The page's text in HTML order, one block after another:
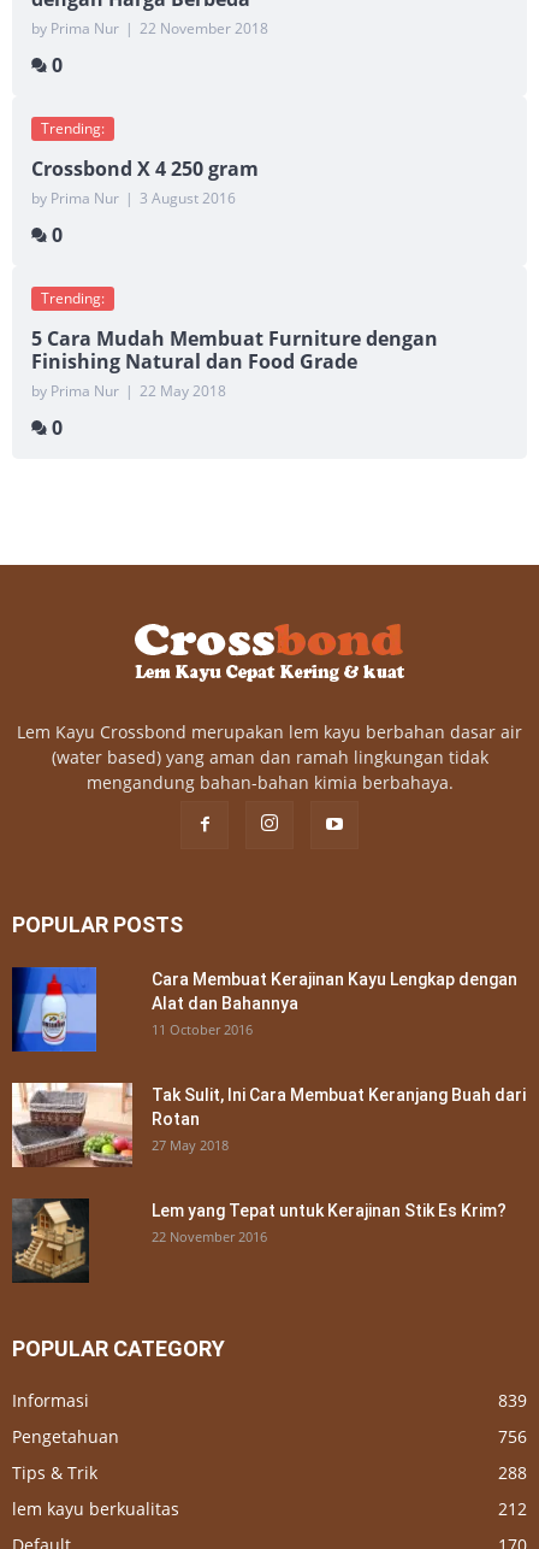
by Prima Nur | 22 November 2018
0
Trending:
Crossbond X 4 250 gram
by Prima Nur | 3 August 2016
0
Trending:
5 Cara Mudah Membuat Furniture dengan
Finishing Natural dan Food Grade
by Prima Nur | 22 May 2018
0
Lem Kayu Crossbond merupakan lem kayu berbahan dasar air
(water based) yang aman dan ramah lingkungan tidak
mengandung bahan-bahan kimia berbahaya.
POPULAR POSTS
Cara Membuat Kerajinan Kayu Lengkap dengan
Alat dan Bahannya
11 October 2016
Tak Sulit, Ini Cara Membuat Keranjang Buah dari
Rotan
27 May 2018
Lem yang Tepat untuk Kerajinan Stik Es Krim?
22 November 2016
POPULAR CATEGORY
Informasi
839
Pengetahuan
756
Tips & Trik
288
lem kayu berkualitas
212